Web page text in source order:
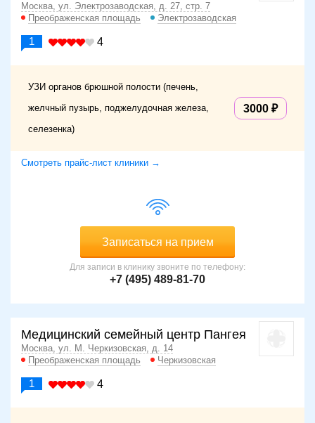
Москва, ул. Электрозаводская, д. 27, стр. 7
Преображенская площадь
Электрозаводская
1 4
УЗИ органов брюшной полости (печень,
желчный пузырь, поджелудочная железа,
селезенка)
3000
Смотреть прайс-лист клиники →
Записаться на прием
Для записи в клинику звоните по телефону:
+7 (495) 489-81-70
Медицинский семейный центр Пангея
Москва, ул. М. Черкизовская, д. 14
Преображенская площадь
Черкизовская
1 4